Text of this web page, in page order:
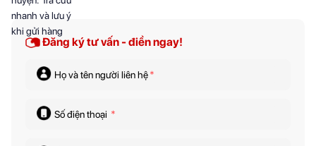
Đăng ký tư vấn - điền ngay!
Họ và tên người liên hệ*
Số điện thoại *